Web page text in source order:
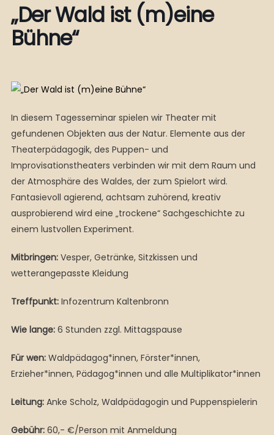
„Der Wald ist (m)eine
Bühne“
In diesem Tagesseminar spielen wir Theater mit
gefundenen Objekten aus der Natur. Elemente aus der
Theaterpädagogik, des Puppen- und
Improvisationstheaters verbinden wir mit dem Raum und
der Atmosphäre des Waldes, der zum Spielort wird.
Fantasievoll agierend, achtsam zuhörend, kreativ
ausprobierend wird eine „trockene“ Sachgeschichte zu
einem lustvollen Experiment.
Mitbringen:Vesper, Getränke, Sitzkissen und
wetterangepasste Kleidung
Treffpunkt:Infozentrum Kaltenbronn
Wie lange:6 Stunden zzgl. Mittagspause
Für wen:Waldpädagog*innen, Förster*innen,
Erzieher*innen, Pädagog*innen und alle Multiplikator*innen
Leitung:Anke Scholz, Waldpädagogin und Puppenspielerin
Gebühr:60,- €/Person mit Anmeldung